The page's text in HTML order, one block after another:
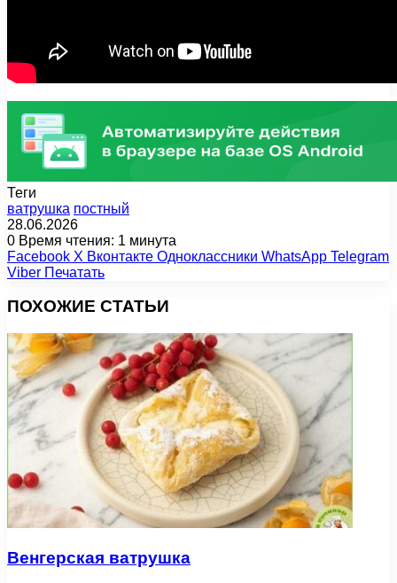
Теги
ватрушка постный
28.06.2026
0 Время чтения: 1 минута
Facebook X Вконтакте Одноклассники WhatsApp Telegram
Viber Печатать
ПОХОЖИЕ СТАТЬИ
Венгерская ватрушка